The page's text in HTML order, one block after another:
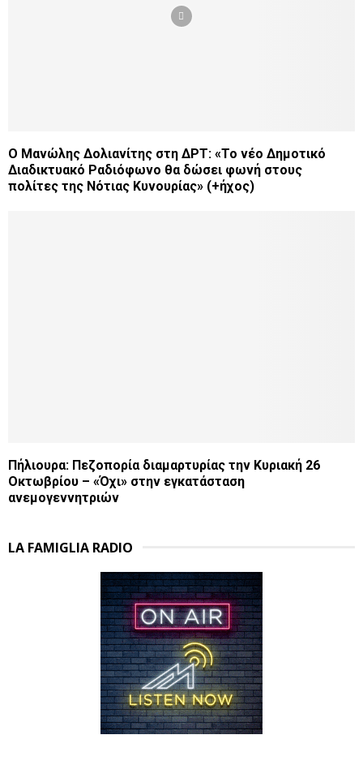
Ο Μανώλης Δολιανίτης στη ΔΡΤ: «Το νέο Δημοτικό
Διαδικτυακό Ραδιόφωνο θα δώσει φωνή στους
πολίτες της Νότιας Κυνουρίας» (+ήχος)
Πήλιουρα: Πεζοπορία διαμαρτυρίας την Κυριακή 26
Οκτωβρίου – «Όχι» στην εγκατάσταση
ανεμογεννητριών
LA FAMIGLIA RADIO